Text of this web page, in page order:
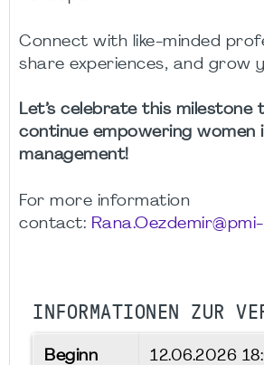
Connect with like-minded
share experiences, and grow
Let’s celebrate this milestone
continue empowering women
management!
For more information
contact:
INFORMATIONEN ZUR
Beginn
12.06.2026